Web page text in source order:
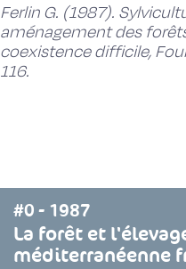
Ferlin G. (1987).
aménagement des
coexistence difficile,
116.
#0 - 1987
La forêt et
méditerranéenne